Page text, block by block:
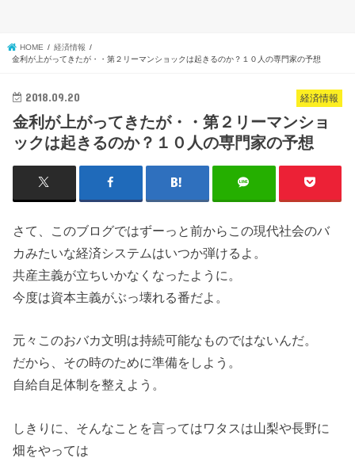
HOME
経済情報
金利が上がってきたが・・第２リーマンショックは起きるのか？１０人の専門家の予想
経済情報
2018.09.20
金利が上がってきたが・・第２リーマンショ
ックは起きるのか？１０人の専門家の予想
さて、このブログではずーっと前からこの現代社会のバ
カみたいな経済システムはいつか弾けるよ。
共産主義が立ちいかなくなったように。
今度は資本主義がぶっ壊れる番だよ。
元々このおバカ文明は持続可能なものではないんだ。
だから、その時のために準備をしよう。
自給自足体制を整えよう。
しきりに、そんなことを言ってはワタスは山梨や長野に
畑をやっては